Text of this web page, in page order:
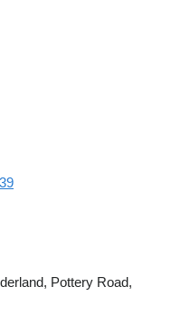
Pottery Road,